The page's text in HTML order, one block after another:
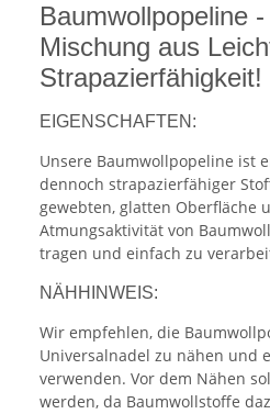
Baumwollpopeline
Mischung aus
Strapazierfähigkeit!
EIGENSCHAFTEN:
Unsere Baumwollpopeline ist
dennoch strapazierfähiger
gewebten, glatten Oberfläche
Atmungsaktivität von
tragen und einfach zu
NÄHHINWEIS:
Wir empfehlen, die
Universalnadel zu nähen und
verwenden. Vor dem Nähen
werden, da Baumwollstoffe